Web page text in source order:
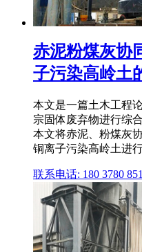
赤泥粉煤灰协
子污染高岭土
本文是一篇土木工程
宗固体废弃物进行综
本文将赤泥、粉煤灰
铜离子污染高岭土进
联系电话: 180 3780